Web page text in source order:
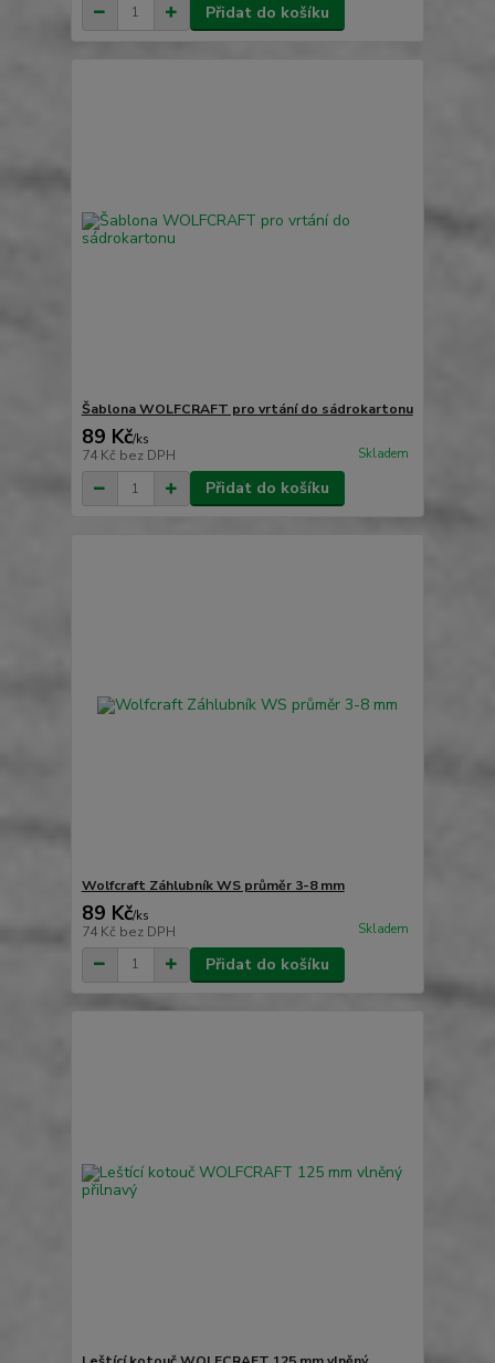
Přidat do košíku
Šablona WOLFCRAFT pro vrtání do sádrokartonu
89 Kč/ks
74 Kč bez DPH Skladem
Přidat do košíku
Wolfcraft Záhlubník WS průměr 3-8 mm
89 Kč/ks
74 Kč bez DPH Skladem
Přidat do košíku